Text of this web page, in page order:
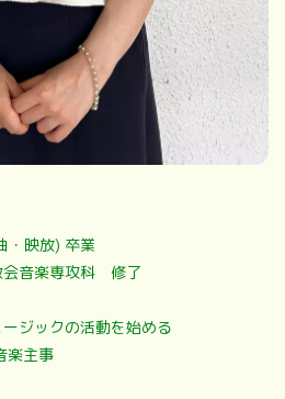
映放) 卒業
音楽専攻科 修了
ジックの活動を始める
楽主事